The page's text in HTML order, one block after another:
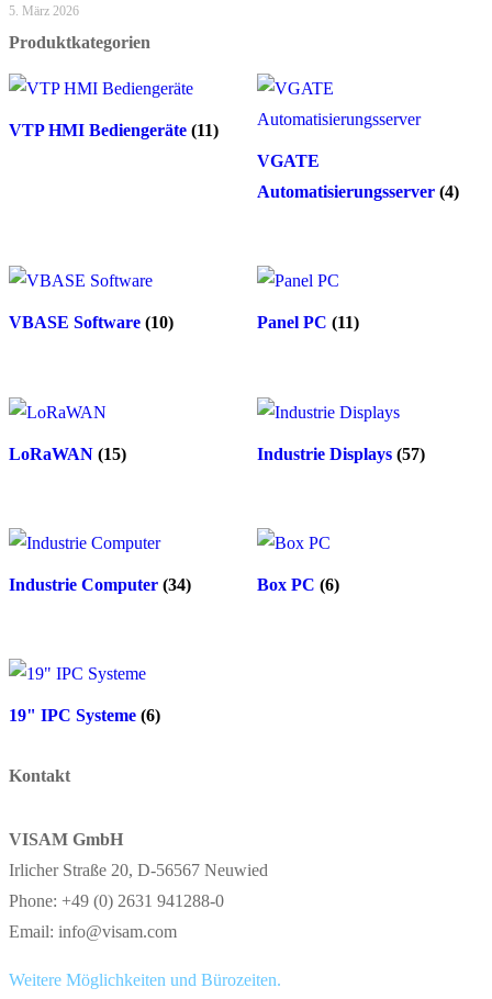
5. März 2026
Produktkategorien
VTP HMI Bediengeräte (11)
VGATE
Automatisierungsserver (4)
VBASE Software (10) Panel PC (11)
LoRaWAN (15) Industrie Displays (57)
Industrie Computer (34) Box PC (6)
19" IPC Systeme (6)
Kontakt
VISAM GmbH
Irlicher Straße 20, D-56567 Neuwied
Phone: +49 (0) 2631 941288-0
Email: info@visam.com
Weitere Möglichkeiten und Bürozeiten.